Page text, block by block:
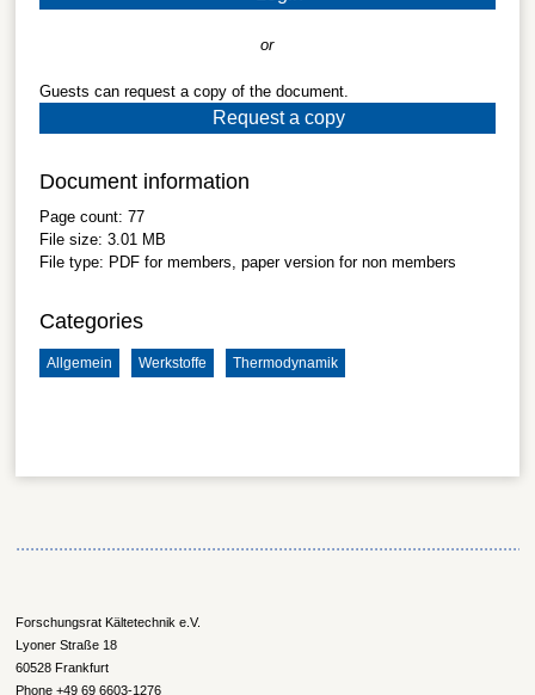
or
Guests can request a copy of the document.
Request a copy
Document information
Page count:77
File size:3.01 MB
File type: PDF for members, paper version for non members
Categories
Allgemein Werkstoffe Thermodynamik
Forschungsrat Kältetechnik e.V.
Lyoner Straße 18
60528 Frankfurt
Phone +49 69 6603-1276